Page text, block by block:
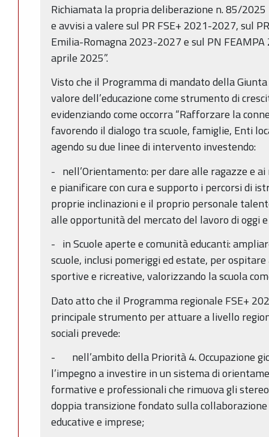
Richiamata la propria deliberazione n. 85/2025
e avvisi a valere sul PR FSE+ 2021-2027, sul
Emilia-Romagna 2023-2027 e sul PN
aprile 2025”.
Visto che il Programma di mandato della
valore dell’educazione come strumento di
evidenziando come occorra “Rafforzare la
favorendo il dialogo tra scuole, famiglie, Enti
agendo su due linee di intervento investendo:
- nell’Orientamento: per dare alle ragazze e
e pianificare con cura e supporto i percorsi di
proprie inclinazioni e il proprio personale
alle opportunità del mercato del lavoro di oggi
- in Scuole aperte e comunità educanti:
scuole, inclusi pomeriggi ed estate, per
sportive e ricreative, valorizzando la scuola
Dato atto che il Programma regionale FSE+
principale strumento per attuare a livello
sociali prevede:
- nell’ambito della Priorità 4. Occupazione
l’impegno a investire in un sistema di
formative e professionali che rimuova gli
doppia transizione fondato sulla
educative e imprese;